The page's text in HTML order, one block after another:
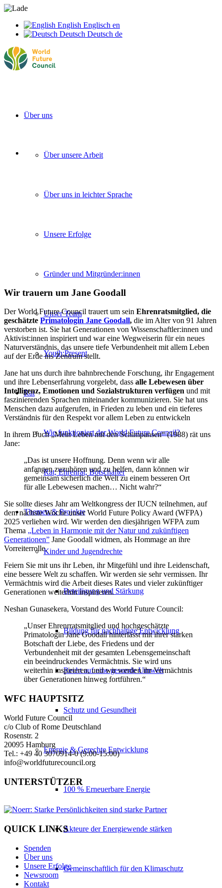
English Englisch en
Deutsch Deutsch de
Über uns
Über unsere Arbeit
Über uns in leichter Sprache
Unsere Erfolge
Gründer und Mitgründer:innen
Unser Team
Youth:Present
Rat
Wie funktioniert der World Future Council?
Rat, Ehrenrat, Botschafter
Themen & Projekte
Kinder und Jugendrechte
Beteiligung und Stärkung
Bildung für nachhaltige Entwicklung
Recht auf eine gesunde Umwelt
Schutz und Gesundheit
Energie & Gerechte Entwicklung
100 % Erneuerbare Energie
Akteure der Energiewende stärken
Gemeinschaftlich für den Klimaschutz
Wir trauern um Jane Goodall
Der World Future Council trauert um sein Ehrenratsmitglied, die
geschätzte Primatologin Jane Goodall, die im Alter von 91 Jahren
verstorben ist. Sie hat Generationen von Wissenschaftler:innen und
Aktivist:innen inspiriert und war eine Wegweiserin für ein neues
Naturverständnis, das unsere tiefe Verbundenheit mit allem Leben
auf der Erde ins Zentrum stellt.
Jane hat uns durch ihre bahnbrechende Forschung, ihr Engagement
und ihre Lebenserfahrung vorgelebt, dass alle Lebewesen über
Intelligenz, Emotionen und Sozialstrukturen verfügen und mit
faszinierenden Sprachen miteinander kommunizieren. Sie hat uns
Menschen dazu aufgerufen, in Frieden zu leben und ein tieferes
Verständnis für den Respekt vor allem Leben zu entwickeln
In ihrem Buch „Mein Leben mit den Schimpansen“ (1988) rät uns
Jane:
„Das ist unsere Hoffnung. Denn wenn wir alle
anfangen zuzuhören und zu helfen, dann können wir
gemeinsam sicherlich die Welt zu einem besseren Ort
für alle Lebewesen machen… Nicht wahr?“
Sie sollte dieses Jahr am Weltkongress der IUCN teilnehmen, auf
dem nächste Woche unser World Future Policy Award (WFPA)
2025 verliehen wird. Wir werden den diesjährigen WFPA zum
Thema „Leben in Harmonie mit der Natur und zukünftigen
Generationen” Jane Goodall widmen, als Hommage an ihre
Vorreiterrolle.
Feiern Sie mit uns ihr Leben, ihr Mitgefühl und ihre Leidenschaft,
eine bessere Welt zu schaffen. Wir werden sie sehr vermissen. Ihr
Vermächtnis wird die Arbeit dieses Rates und vieler zukünftiger
Generationen weiterhin inspirieren.
Neshan Gunasekera, Vorstand des World Future Council:
„Unser Ehrenrratsmitglied und hochgeschätzte
Primatologin Jane Goodall hinterlässt mit ihrer starken
Botschaft der Liebe, des Friedens und der
Verbundenheit mit der gesamten Lebensgemeinschaft
ein beeindruckendes Vermächtnis. Sie wird uns
weiterhin inspirieren, und wir werden ihr Vermächtnis
über Generationen hinweg fortführen.“
WFC HAUPTSITZ
World Future Council
c/o Club of Rome Deutschland
Rosenstr. 2
20095 Hamburg
Tel.: +49 40 3070914-0 (9:00-15:00)
info@worldfuturecouncil.org
UNTERSTÜTZER
QUICK LINKS
Spenden
Über uns
Unsere Erfolge
Newsroom
Kontakt